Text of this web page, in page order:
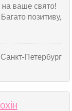
на ваше свято!
позитиву,
Петербург